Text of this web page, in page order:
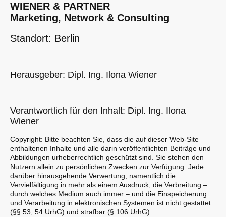
WIENER & PARTNER
Marketing, Network & Consulting
Standort: Berlin
Herausgeber: Dipl. Ing. Ilona Wiener
Verantwortlich für den Inhalt: Dipl. Ing. Ilona
Wiener
Copyright: Bitte beachten Sie, dass die auf dieser Web-Site
enthaltenen Inhalte und alle darin veröffentlichten Beiträge und
Abbildungen urheberrechtlich geschützt sind. Sie stehen den
Nutzern allein zu persönlichen Zwecken zur Verfügung. Jede
darüber hinausgehende Verwertung, namentlich die
Vervielfältigung in mehr als einem Ausdruck, die Verbreitung –
durch welches Medium auch immer – und die Einspeicherung
und Verarbeitung in elektronischen Systemen ist nicht gestattet
(§§ 53, 54 UrhG) und strafbar (§ 106 UrhG).